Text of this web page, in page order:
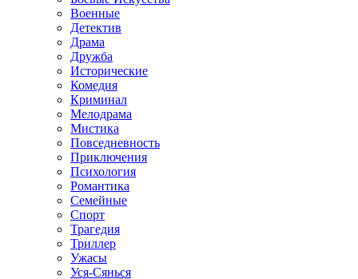
Военные
Детектив
Драма
Дружба
Исторические
Комедия
Криминал
Мелодрама
Мистика
Повседневность
Приключения
Психология
Романтика
Семейные
Спорт
Трагедия
Триллер
Ужасы
Уся-Сянься